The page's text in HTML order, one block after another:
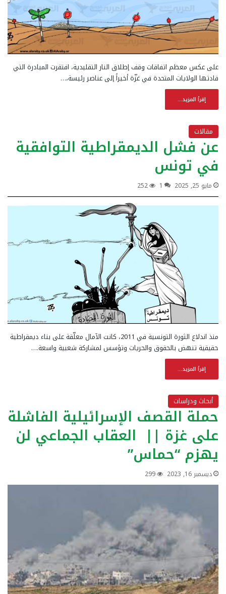
على عكس معظم اتفاقات وقف إطلاق النار التقليدية، افتقرت المبادرة التي
قادتها الولايات المتحدة في غزّة أخيراً إلى عناصر رئيسة،…
إقرأ المزيد...
مقالات
عن فشل الديمقراطية التوافقية
في تونس
مايو 25, 2025 1
252
منذ اندلاع الثورة التونسية في 2011، كانت الآمال معلّقة على بناء ديمقراطية
حقيقية تنهض بالحقوق والحريات وتؤسس لمشاركة شعبية واسعة.…
إقرأ المزيد...
أبحاث ودراسات
حملة القصف الإسرائيلية الفاشلة
على غزة || العقاب الجماعي لن
يهزم “حماس”
ديسمبر 16, 2023 299